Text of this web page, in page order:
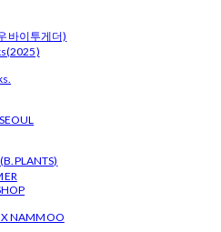
바이투게더)
X NAMMOO